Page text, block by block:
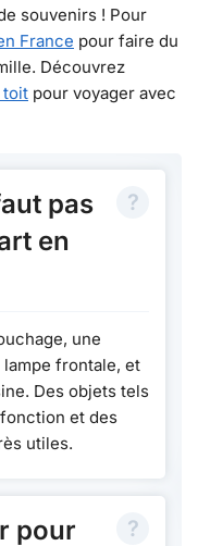
souvenirs ! Pour
France pour faire du
Découvrez
toit pour voyager avec
pas
en
une
frontale, et
Des objets tels
et des
utiles.
pour